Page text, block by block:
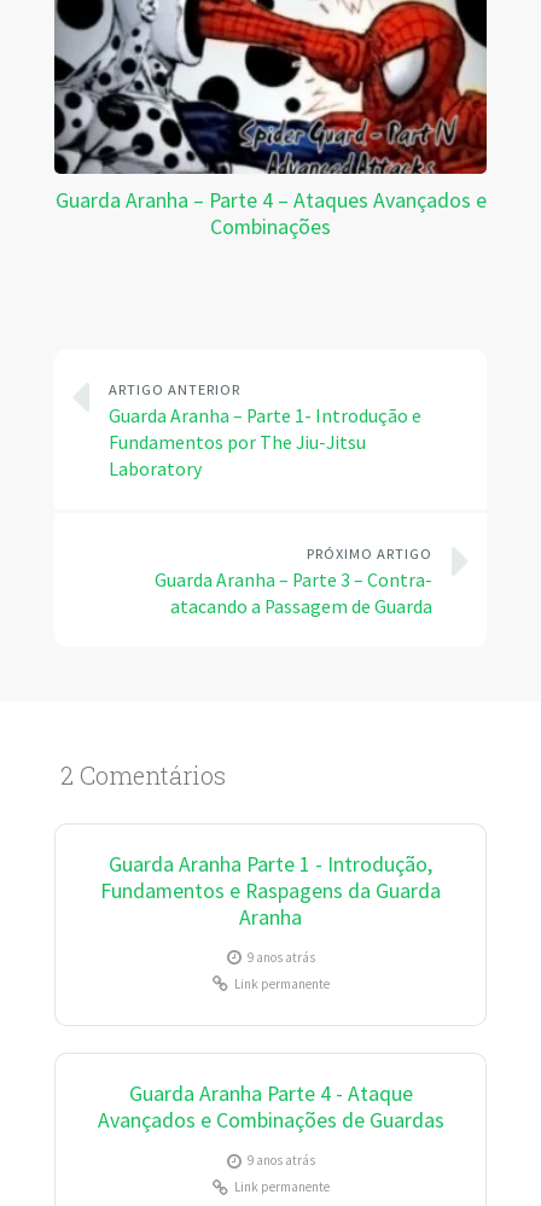
Guarda Aranha – Parte 4 – Ataques Avançados e
Combinações
ARTIGO ANTERIOR
Guarda Aranha – Parte 1- Introdução e
Fundamentos por The Jiu-Jitsu
Laboratory
PRÓXIMO ARTIGO
Guarda Aranha – Parte 3 – Contra-
atacando a Passagem de Guarda
2 Comentários
Guarda Aranha Parte 1 - Introdução,
Fundamentos e Raspagens da Guarda
Aranha
9 anos atrás
Link permanente
Guarda Aranha Parte 4 - Ataque
Avançados e Combinações de Guardas
9 anos atrás
Link permanente